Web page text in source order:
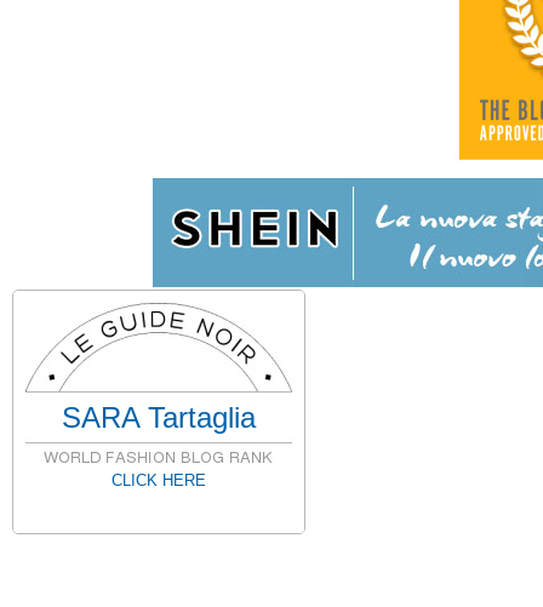
SARA Tartaglia
CLICK HERE